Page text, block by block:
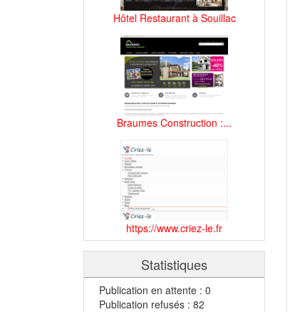
Hôtel Restaurant à Souillac
Braumes Construction :...
https://www.criez-le.fr
Statistiques
Publication en attente : 0
Publication refusés : 82